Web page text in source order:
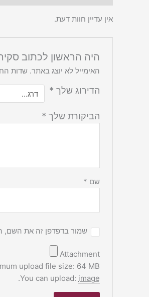
אין עדיין חוות דעת.
היה הראשון לכתוב
האימייל לא יוצג באתר. שדות
הדירוג שלך *
הביקורת שלך *
שם *
שמור בדפדפן זה את השם,
Attachment
upload file size: 64 MB.
You can upload: image
.